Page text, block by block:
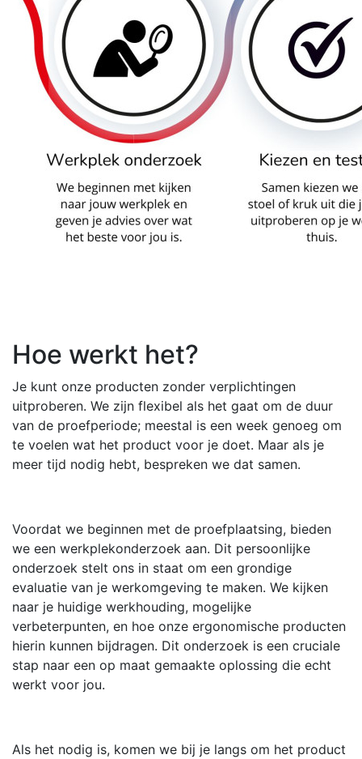
Hoe werkt het?
Je kunt onze producten zonder verplichtingen
uitproberen. We zijn flexibel als het gaat om de duur
van de proefperiode; meestal is een week genoeg om
te voelen wat het product voor je doet. Maar als je
meer tijd nodig hebt, bespreken we dat samen.
Voordat we beginnen met de proefplaatsing, bieden
we een werkplekonderzoek aan. Dit persoonlijke
onderzoek stelt ons in staat om een grondige
evaluatie van je werkomgeving te maken. We kijken
naar je huidige werkhouding, mogelijke
verbeterpunten, en hoe onze ergonomische producten
hierin kunnen bijdragen. Dit onderzoek is een cruciale
stap naar een op maat gemaakte oplossing die echt
werkt voor jou.
Als het nodig is, komen we bij je langs om het product